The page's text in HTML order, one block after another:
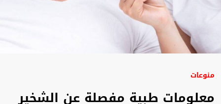
منوعات
معلومات طبية مفصلة عن الشخير